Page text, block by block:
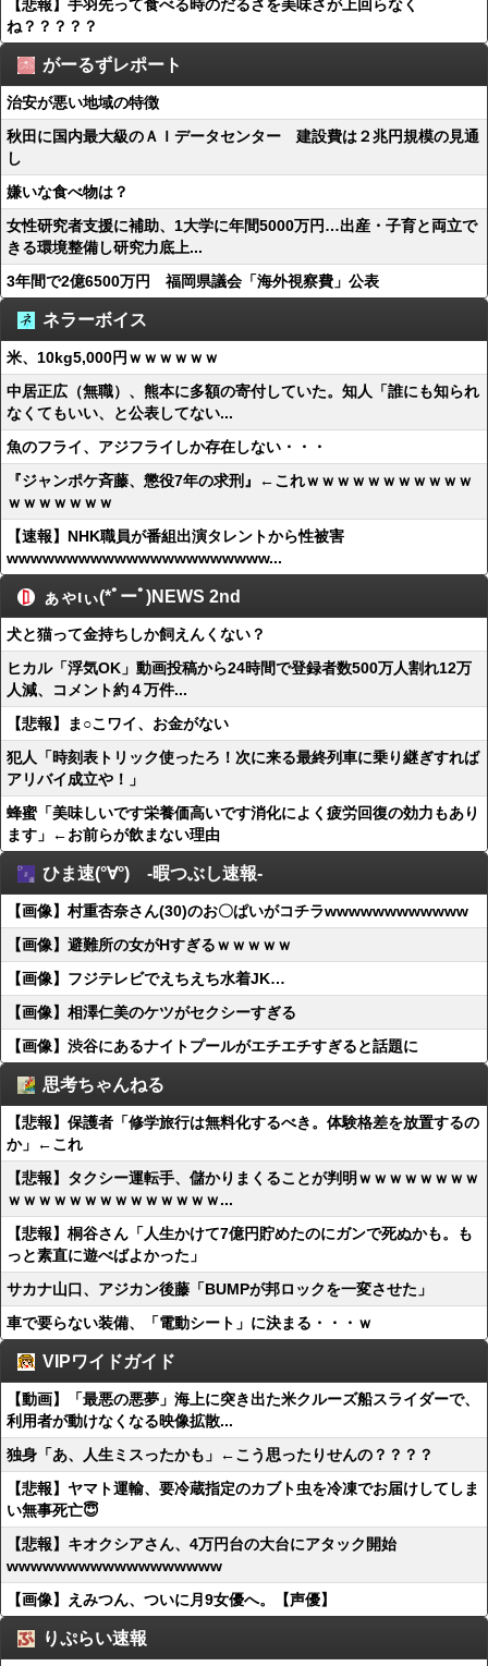
【悲報】手羽先って食べる時のだるさを美味さが上回らなく
ね？？？？？
がーるずレポート
治安が悪い地域の特徴
秋田に国内最大級のＡＩデータセンター 建設費は２兆円規模の見通
し
嫌いな食べ物は？
女性研究者支援に補助、1大学に年間5000万円…出産・子育と両立で
きる環境整備し研究力底上...
3年間で2億6500万円 福岡県議会「海外視察費」公表
ネラーボイス
米、10kg5,000円ｗｗｗｗｗｗ
中居正広（無職）、熊本に多額の寄付していた。知人「誰にも知られ
なくてもいい、と公表してない...
魚のフライ、アジフライしか存在しない・・・
『ジャンポケ斉藤、懲役7年の求刑』←これｗｗｗｗｗｗｗｗｗｗｗ
ｗｗｗｗｗｗｗ
【速報】NHK職員が番組出演タレントから性被害
wwwwwwwwwwwwwwwwwwwwww...
ぁゃιぃ(*ﾟーﾟ)NEWS 2nd
犬と猫って金持ちしか飼えんくない？
ヒカル「浮気OK」動画投稿から24時間で登録者数500万人割れ12万
人減、コメント約４万件...
【悲報】ま○こワイ、お金がない
犯人「時刻表トリック使ったろ！次に来る最終列車に乗り継ぎすれば
アリバイ成立や！」
蜂蜜「美味しいです栄養価高いです消化によく疲労回復の効力もあり
ます」←お前らが飲まない理由
ひま速(°∀°) -暇つぶし速報-
【画像】村重杏奈さん(30)のお〇ぱいがコチラwwwwwwwwwwww
【画像】避難所の女がHすぎるｗｗｗｗｗ
【画像】フジテレビでえちえち水着JK…
【画像】相澤仁美のケツがセクシーすぎる
【画像】渋谷にあるナイトプールがエチエチすぎると話題に
思考ちゃんねる
【悲報】保護者「修学旅行は無料化するべき。体験格差を放置するの
か」←これ
【悲報】タクシー運転手、儲かりまくることが判明ｗｗｗｗｗｗｗｗ
ｗｗｗｗｗｗｗｗｗｗｗｗｗｗ...
【悲報】桐谷さん「人生かけて7億円貯めたのにガンで死ぬかも。も
っと素直に遊べばよかった」
サカナ山口、アジカン後藤「BUMPが邦ロックを一変させた」
車で要らない装備、「電動シート」に決まる・・・ｗ
VIPワイドガイド
【動画】「最悪の悪夢」海上に突き出た米クルーズ船スライダーで、
利用者が動けなくなる映像拡散...
独身「あ、人生ミスったかも」←こう思ったりせんの？？？？
【悲報】ヤマト運輸、要冷蔵指定のカブト虫を冷凍でお届けしてしま
い無事死亡😇
【悲報】キオクシアさん、4万円台の大台にアタック開始
wwwwwwwwwwwwwwwwww
【画像】えみつん、ついに月9女優へ。【声優】
りぷらい速報